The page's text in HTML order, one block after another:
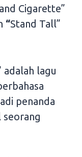
Cigarette”
“Stand Tall”
adalah lagu
penanda
seorang